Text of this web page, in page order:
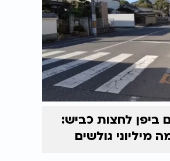
ביפן לחצות כביש:
גולשים